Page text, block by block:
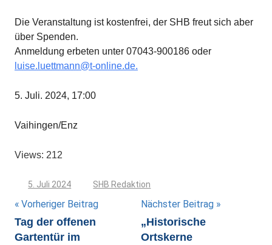
Die Veranstaltung ist kostenfrei, der SHB freut sich aber
über Spenden.
Anmeldung erbeten unter 07043-900186 oder
luise.luettmann@t-online.de.
5. Juli. 2024, 17:00
Vaihingen/Enz
Views: 212
5. Juli 2024 SHB Redaktion
Beitragsnavigation
Vorheriger Beitrag
Tag der offenen
Gartentür im
Nächster Beitrag
„Historische
Ortskerne